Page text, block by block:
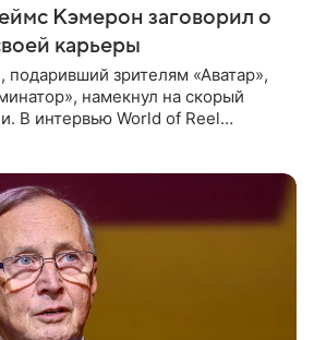
Кэмерон заговорил о
карьеры
зрителям «Аватар»,
намекнул на скорый
В интервью World of Reel